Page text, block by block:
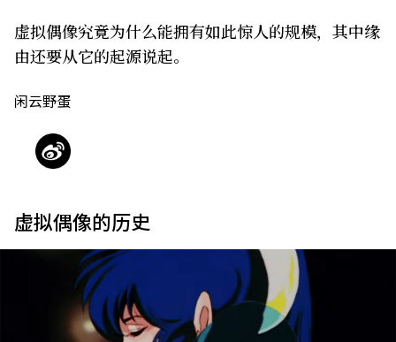
虚拟偶像究竟为什么能拥有如此惊人的规模，其中缘
由还要从它的起源说起。
闲云野蛋
虚拟偶像的历史